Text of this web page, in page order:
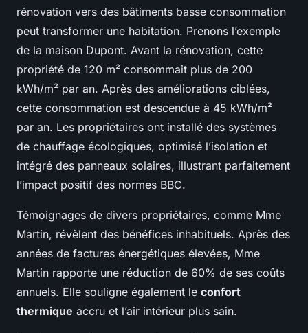
rénovation vers des bâtiments basse consommation
peut transformer une habitation. Prenons l’exemple
de la maison Dupont. Avant la rénovation, cette
propriété de 120 m² consommait plus de 200
kWh/m² par an. Après des améliorations ciblées,
cette consommation est descendue à 45 kWh/m²
par an. Les propriétaires ont installé des systèmes
de chauffage écologiques, optimisé l’isolation et
intégré des panneaux solaires, illustrant parfaitement
l’impact positif des normes BBC.
Témoignages de divers propriétaires, comme Mme
Martin, révèlent des bénéfices inhabituels. Après des
années de factures énergétiques élevées, Mme
Martin rapporte une réduction de 60% de ses coûts
annuels. Elle souligne également le confort
thermique accru et l’air intérieur plus sain.